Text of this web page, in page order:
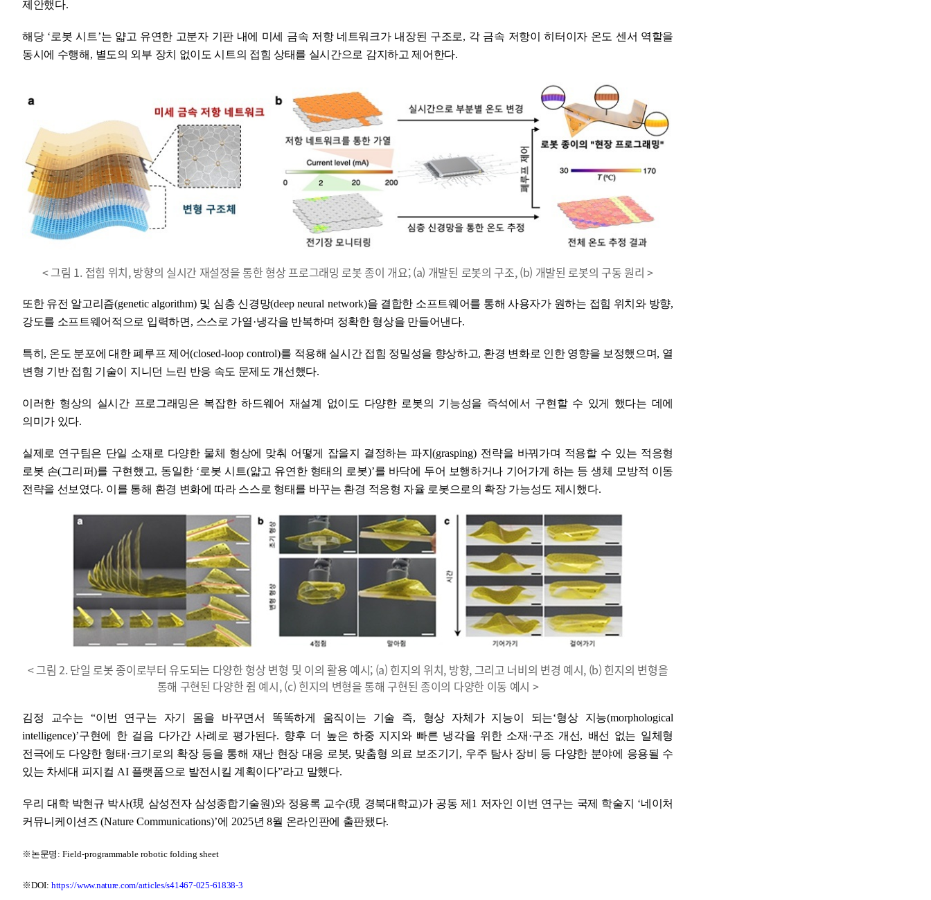
제안했다.
해당 ‘로봇 시트’는 얇고 유연한 고분자 기판 내에 미세 금속 저항 네트워크가 내장된 구조로, 각 금속 저항이 히터이자 온도 센서 역할을
동시에 수행해 , 별도의 외부 장치 없이도 시트의 접힘 상태를 실시간으로 감지하고 제어한다.
< 그림 1. 접힘 위치, 방향의 실시간 재설정을 통한 형상 프로그래밍 로봇 종이 개요; (a) 개발된 로봇의 구조, (b) 개발된 로봇의 구동 원리 >
또한 유전 알고리즘(genetic algorithm) 및 심층 신경망(deep neural network)을 결합한 소프트웨어를 통해 사용자가 원하는 접힘 위치와 방향,
강도를 소프트웨어적으로 입력하면 , 스스로 가열·냉각을 반복하며 정확한 형상을 만들어낸다.
특히 , 온도 분포에 대한 폐루프 제어(closed-loop control)를 적용해 실시간 접힘 정밀성을 향상하고, 환경 변화로 인한 영향을 보정했으며, 열
변형 기반 접힘 기술이 지니던 느린 반응 속도 문제도 개선했다.
이러한 형상의 실시간 프로그래밍은 복잡한 하드웨어 재설계 없이도 다양한 로봇의 기능성을 즉석에서 구현할 수 있게 했다는 데에
의미가 있다.
실제로 연구팀은 단일 소재로 다양한 물체 형상에 맞춰 어떻게 잡을지 결정하는 파지(grasping) 전략을 바꿔가며 적용할 수 있는 적응형
로봇 손(그리퍼)를 구현했고, 동일한 ‘로봇 시트(얇고 유연한 형태의 로봇)’를 바닥에 두어 보행하거나 기어가게 하는 등 생체 모방적 이동
전략을 선보였다. 이를 통해 환경 변화에 따라 스스로 형태를 바꾸는 환경 적응형 자율 로봇으로의 확장 가능성도 제시했다.
< 그림 2. 단일 로봇 종이로부터 유도되는 다양한 형상 변형 및 이의 활용 예시; (a) 힌지의 위치, 방향, 그리고 너비의 변경 예시, (b) 힌지의 변형을
통해 구현된 다양한 쥠 예시, (c) 힌지의 변형을 통해 구현된 종이의 다양한 이동 예시 >
김정 교수는 “이번 연구는 자기 몸을 바꾸면서 똑똑하게 움직이는 기술 즉, 형상 자체가 지능이 되는‘형상 지능(morphological
intelligence)’구현에 한 걸음 다가간 사례로 평가된다. 향후 더 높은 하중 지지와 빠른 냉각을 위한 소재 ·구조 개선, 배선 없는 일체형
전극에도 다양한 형태 ·크기로의 확장 등을 통해 재난 현장 대응 로봇, 맞춤형 의료 보조기기 , 우주 탐사 장비 등 다양한 분야에 응용될 수
있는 차세대 피지컬 AI 플랫폼으로 발전시킬 계획이다”라고 말했다.
우리 대학 박현규 박사(現 삼성전자 삼성종합기술원)와 정용록 교수(現 경북대학교)가 공동 제 1 저자인 이번 연구는 국제 학술지 ‘네이처
커뮤니케이션즈(Nature Communications)’에 2025년8월 온라인판에 출판됐다.
※ 논문명 :Field-programmable robotic folding sheet
※DOI: https://www.nature.com/articles/s41467-025-61838-3